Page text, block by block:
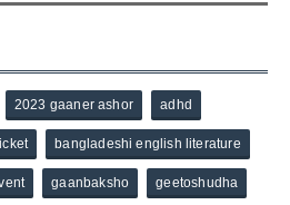
2023 gaaner ashor adhd
bangladeshi english literature
gaanbaksho geetoshudha